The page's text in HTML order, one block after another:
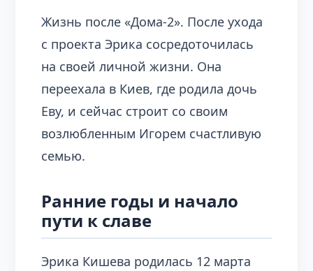
Жизнь после «Дома-2». После ухода
с проекта Эрика сосредоточилась
на своей личной жизни. Она
переехала в Киев, где родила дочь
Еву, и сейчас строит со своим
возлюбленным Игорем счастливую
семью.
Ранние годы и начало
пути к славе
Эрика Кишева родилась 12 марта